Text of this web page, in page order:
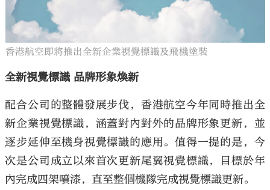
香港航空即將推出全新企業視覺標識及飛機塗裝
全新視覺標識 品牌形象煥新
配合公司的整體發展步伐，香港航空今年同時推出全
新企業視覺標識，涵蓋對內對外的品牌形象更新，並
逐步延伸至機身視覺標識的應用。值得一提的是，今
次是公司成立以來首次更新尾翼視覺標識，目標於年
內完成四架噴漆，直至整個機隊完成視覺標識更新。